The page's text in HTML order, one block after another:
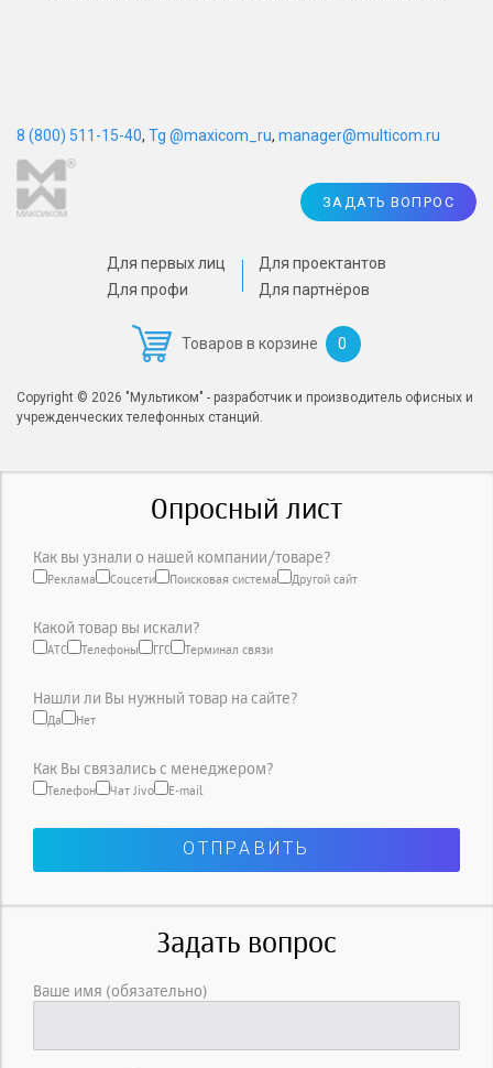
Для первых лиц
Для профи
Для проектантов
Для партнёров
Товаров в корзине 0
ЗАДАТЬ ВОПРОС
Copyright © 2026 "Мультиком" - разработчик и производитель офисных и
учрежденческих телефонных станций.
8 (800) 511-15-40, Tg @maxicom_ru, manager@multicom.ru
Опросный лист
Как вы узнали о нашей компании/товаре?
Реклама Соцсети Поисковая система Другой сайт
Какой товар вы искали?
АТС Телефоны ГГС Терминал связи
Нашли ли Вы нужный товар на сайте?
Да Нет
Как Вы связались с менеджером?
Телефон Чат Jivo E-mail
Задать вопрос
Ваше имя (обязательно)